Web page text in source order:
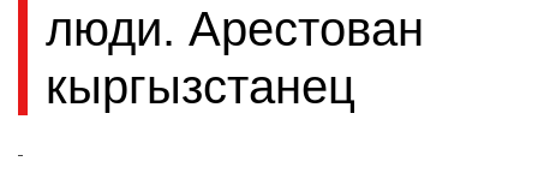
люди. Арестован
кыргызстанец